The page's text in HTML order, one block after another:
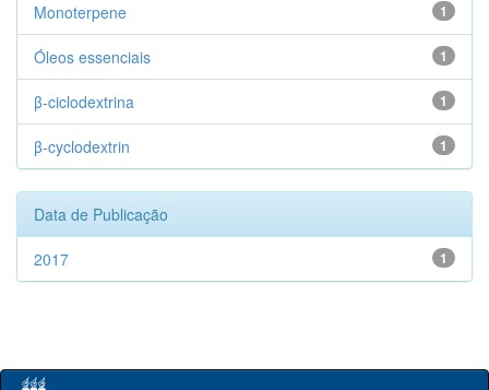
1
Monoterpene
1
Óleos essenciais
1
β-ciclodextrina
1
β-cyclodextrin
Data de Publicação
1
2017